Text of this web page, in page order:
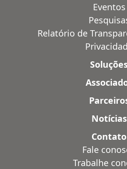
Eventos
Relatório de
Notícias
Contato
Fale
Trabalhe